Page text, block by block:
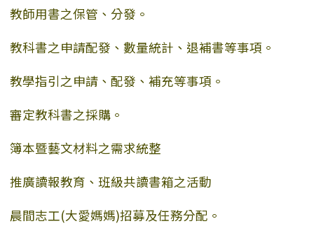
教師用書之保管、分發。
教科書之申請配發、數量統計、退補書等事項。
教學指引之申請、配發、補充等事項。
審定教科書之採購。
簿本暨藝文材料之需求統整
推廣讀報教育、班級共讀書箱之活動
晨間志工(大愛媽媽)招募及任務分配。